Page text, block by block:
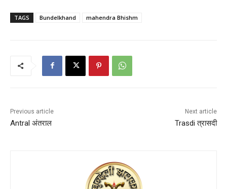
TAGS Bundelkhand mahendra Bhishm
Previous article
Antral अंतराल
Next article
Trasdi त्रासदी